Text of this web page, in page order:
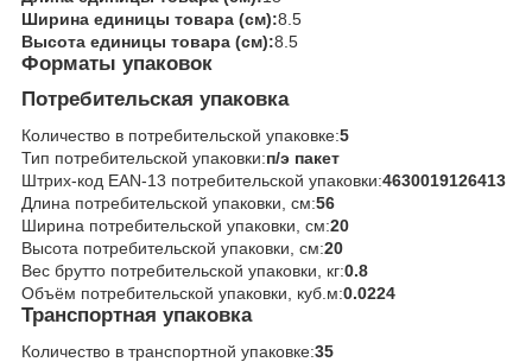
Ширина единицы товара (см):8.5
Высота единицы товара (см):8.5
Форматы упаковок
Потребительская упаковка
Количество в потребительской упаковке:5
Тип потребительской упаковки:п/э пакет
Штрих-код EAN-13 потребительской упаковки:4630019126413
Длина потребительской упаковки, см:56
Ширина потребительской упаковки, см:20
Высота потребительской упаковки, см:20
Вес брутто потребительской упаковки, кг:0.8
Объём потребительской упаковки, куб.м:0.0224
Транспортная упаковка
Количество в транспортной упаковке:35